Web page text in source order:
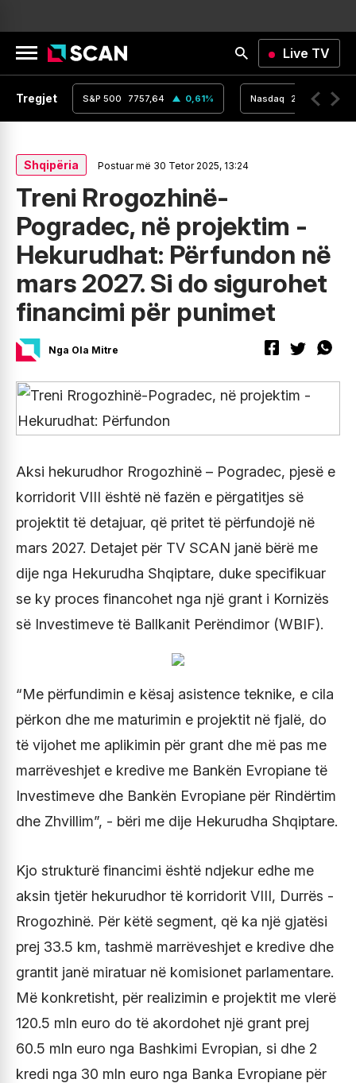
Live TV
Tregjet
0% S&P 500 7757,64 0,61% Nasdaq 26690,62
Shqipëria Postuar më 30 Tetor 2025, 13:24
Treni Rrogozhinë-
Pogradec, në projektim -
Hekurudhat: Përfundon në
mars 2027. Si do sigurohet
financimi për punimet
Nga Ola Mitre
Aksi hekurudhor Rrogozhinë – Pogradec, pjesë e
korridorit VIII është në fazën e përgatitjes së
projektit të detajuar, që pritet të përfundojë në
mars 2027. Detajet për TV SCAN janë bërë me
dije nga Hekurudha Shqiptare, duke specifikuar
se ky proces financohet nga një grant i Kornizës
së Investimeve të Ballkanit Perëndimor (WBIF).
“Me përfundimin e kësaj asistence teknike, e cila
përkon dhe me maturimin e projektit në fjalë, do
të vijohet me aplikimin për grant dhe më pas me
marrëveshjet e kredive me Bankën Evropiane të
Investimeve dhe Bankën Evropiane për Rindërtim
dhe Zhvillim”, - bëri me dije Hekurudha Shqiptare.
Kjo strukturë financimi është ndjekur edhe me
aksin tjetër hekurudhor të korridorit VIII, Durrës -
Rrogozhinë. Për këtë segment, që ka një gjatësi
prej 33.5 km, tashmë marrëveshjet e kredive dhe
grantit janë miratuar në komisionet parlamentare.
Më konkretisht, për realizimin e projektit me vlerë
120.5 mln euro do të akordohet një grant prej
60.5 mln euro nga Bashkimi Evropian, si dhe 2
kredi nga 30 mln euro nga Banka Evropiane për